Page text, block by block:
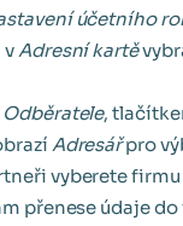
účetního
vAdresní kartě
Odběratele,
Adresářpro
vyberete
přenese údaje do